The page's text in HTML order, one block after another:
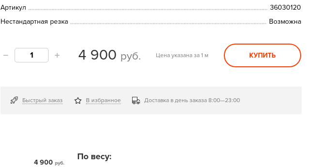
Артикул
36030120
Нестандартная резка
Возможна
4 900 руб. Цена указана за 1 м КУПИТЬ
Быстрый заказ В избранное Доставка в день заказа 8:00—23:00
4 900руб.
По весу: